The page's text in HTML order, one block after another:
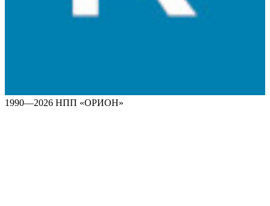
1990—2026 НПП «ОРИОН»